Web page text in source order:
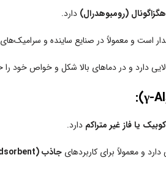
هگزاگونال (رومبوهدرال) دارد.
است و معمولاً در صنایع ساینده و
دارد و در دماهای بالا شکل و خواص خود
کوبیک یا فاز غیر متراکم دارد.
و معمولاً برای کاربردهای جاذب (Adsorbent)